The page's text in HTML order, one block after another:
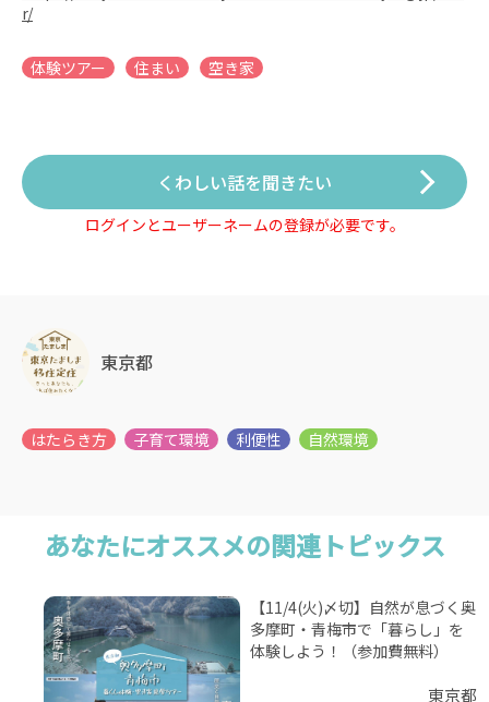
r/
体験ツアー 住まい 空き家
くわしい話を聞きたい
ログインとユーザーネームの登録が必要です。
東京都
あなたにオススメの関連トピックス
【11/4(火)〆切】自然が息づく奥
多摩町・青梅市で「暮らし」を
体験しよう！（参加費無料）
東京都